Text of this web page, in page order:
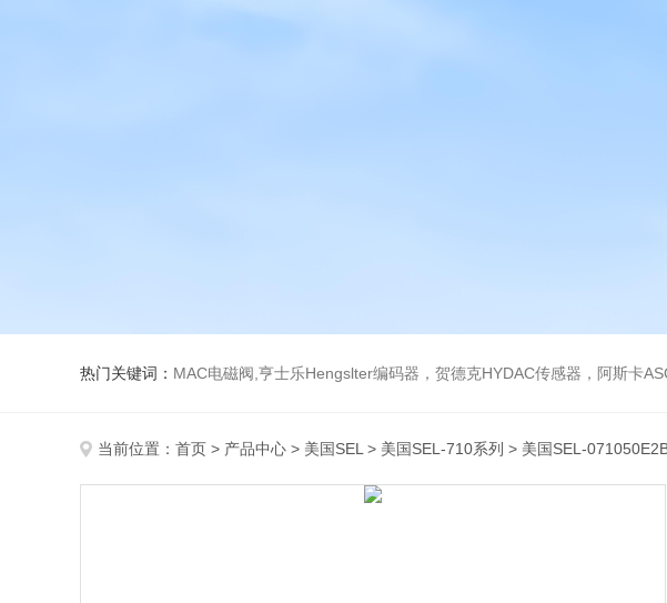
热门关键词： MAC电磁阀,亨士乐Hengslter编码器，贺德克HYDAC传感器，阿斯卡ASCO电磁阀，阿托斯ATOS阀，力士乐Rexroth泵，爱普
当前位置： 首页 > 产品中心 > 美国SEL > 美国SEL-710系列 > 美国SEL-